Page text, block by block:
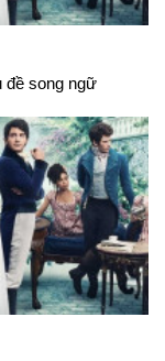
đề song ngữ